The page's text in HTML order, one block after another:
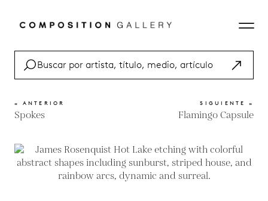
« ANTERIOR
Spokes
SIGUIENTE »
Flamingo Capsule